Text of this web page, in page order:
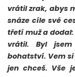
vrátil zrak, abys
snáze cíle své
třetí muž a dodal:
vrátil. Byl
bohatství. Vem
jen chceš. Vše